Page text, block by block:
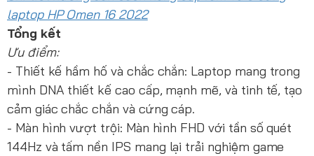
laptop HP Omen 16 2022
Tổng kết
Ưu điểm:
- Thiết kế hầm hố và chắc chắn: Laptop mang trong
mình DNA thiết kế cao cấp, mạnh mẽ, và tinh tế, tạo
cảm giác chắc chắn và cứng cáp.
- Màn hình vượt trội: Màn hình FHD với tần số quét
144Hz và tấm nền IPS mang lại trải nghiệm game